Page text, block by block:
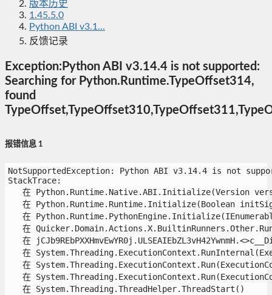
版本历史
1.45.5.0
Python ABI v3.1...
反馈记录
Exception:Python ABI v3.14.4 is not supported:
Searching for Python.Runtime.TypeOffset314,
found
报错信息 1
NotSupportedException: Python ABI v3.14.4 is not
StackTrace:
在 Python.Runtime.Native.ABI.Initialize(Version
在 Python.Runtime.Runtime.Initialize(Boolean
在
在
在
在
在
在
   在 System.Threading.ThreadHelper.ThreadStart()